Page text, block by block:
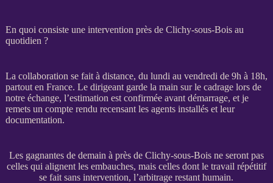
En quoi consiste une intervention près de Clichy-sous-Bois au
quotidien ?
La collaboration se fait à distance, du lundi au vendredi de 9h à 18h,
partout en France. Le dirigeant garde la main sur le cadragelors de
notre échange, l’estimation est confirmée avant démarrage, et je
remets un compte rendu recensant les agentsinstallés et leur
documentation.
Les gagnantes de demain à près de Clichy-sous-Bois ne seront pas
celles qui alignent les embauches, mais celles dont le travail répétitif
se fait sans intervention, l’arbitrage restant humain.